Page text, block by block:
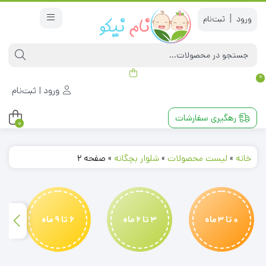
|
0
ورود | ثبت‌نام
رهگیری سفارشات 0
خانه » لیست محصولات »شلوار بچگانه » صفحه 2
0 تا 3 ماه 3 تا 6 ماه 6 تا 9 ماه